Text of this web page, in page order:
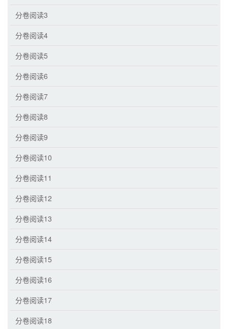
分卷阅读3
分卷阅读4
分卷阅读5
分卷阅读6
分卷阅读7
分卷阅读8
分卷阅读9
分卷阅读10
分卷阅读11
分卷阅读12
分卷阅读13
分卷阅读14
分卷阅读15
分卷阅读16
分卷阅读17
分卷阅读18